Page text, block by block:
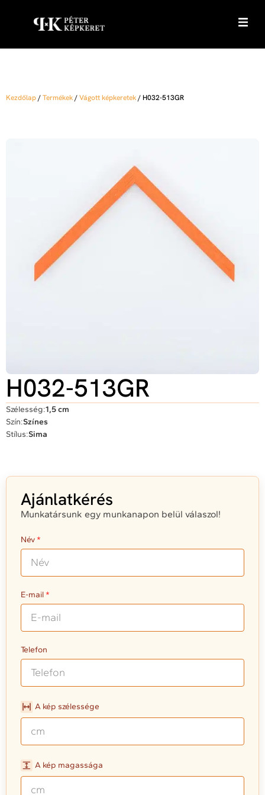
Kezdőlap/Termékek/Vágott képkeretek/H032-513GR
H032-513GR
Szélesség:1,5 cm
Szín:Színes
Stílus:Sima
Ajánlatkérés
Munkatársunk egy munkanapon belül válaszol!
Név
E-mail
Telefon
A kép szélessége
A kép magassága